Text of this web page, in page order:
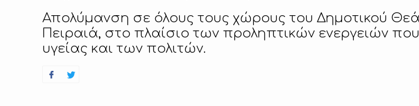
Απολύμανση σε όλους τους χώρους του Δημοτικού
Πειραιά, στο πλαίσιο των προληπτικών ενεργειών
υγείας και των πολιτών.